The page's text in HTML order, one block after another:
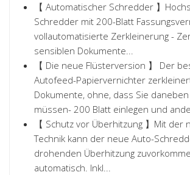
【 Automatischer Schredder 】
Schredder mit 200-Blatt
vollautomatisierte Zerkleinerung -
sensiblen Dokumente...
【 Die neue Flüsterversion 】 Der
Autofeed-Papiervernichter
Dokumente, ohne, dass Sie
müssen- 200 Blatt einlegen und
【 Schutz vor Überhitzung 】Mit der
Technik kann der neue Auto-
drohenden Überhitzung
automatisch. Inkl...